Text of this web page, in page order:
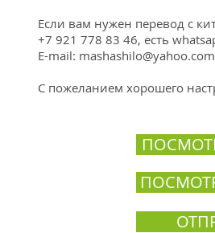
Если вам нужен перевод с
+7 921 778 83 46, есть
E-mail: mashashilo@yahoo.com
С пожеланием хорошего